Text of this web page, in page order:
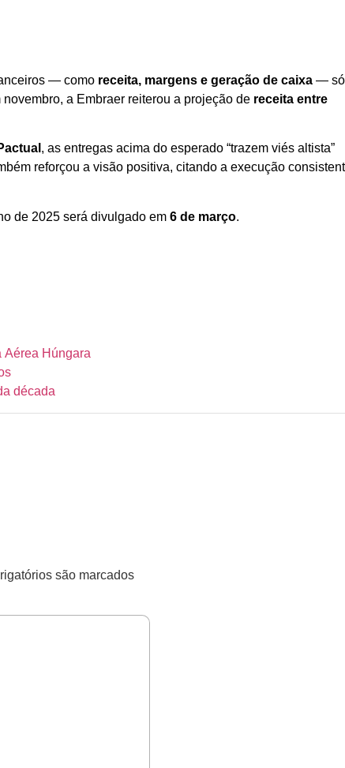
— como receita, margens e geração de caixa — só
a Embraer reiterou a projeção de receita entre
, as entregas acima do esperado “trazem viés altista”
reforçou a visão positiva, citando a execução
de 2025 será divulgado em6 de março.
Aérea Húngara
década
são marcados